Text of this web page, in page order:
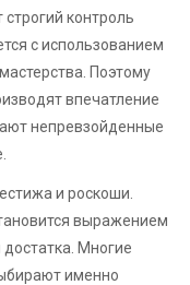
контроль
с использованием
Поэтому
впечатление
непревзойденные
и роскоши.
выражением
Многие
именно